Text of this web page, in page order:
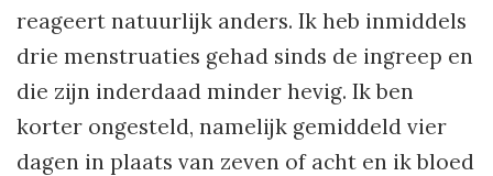
reageert natuurlijk anders. Ik heb inmiddels
drie menstruaties gehad sinds de ingreep en
die zijn inderdaad minder hevig. Ik ben
korter ongesteld, namelijk gemiddeld vier
dagen in plaats van zeven of acht en ik bloed